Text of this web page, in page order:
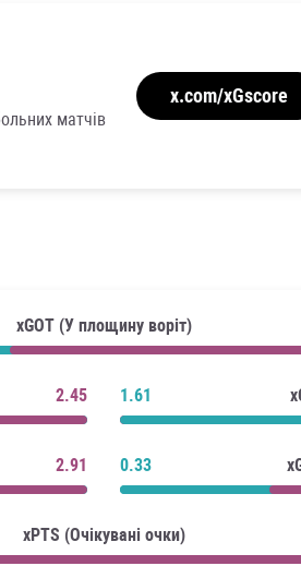
матчів
x.com/xGscore
xGOT (У площину воріт)
2.45 1.61
2.91 0.33
xPTS (Очікувані очки)